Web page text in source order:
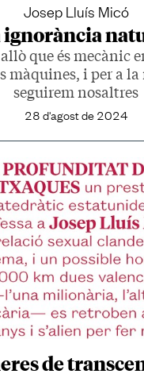
Josep Lluís Micó
ignorància
que és mecànic
màquines, i per a la
seguirem nosaltres
28 d'agost de 2024
de